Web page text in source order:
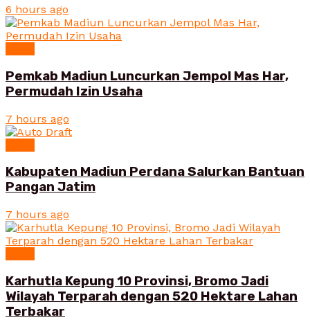
6 hours ago
Pemkab Madiun Luncurkan Jempol Mas Har,
Permudah Izin Usaha
7 hours ago
Kabupaten Madiun Perdana Salurkan Bantuan
Pangan Jatim
7 hours ago
Karhutla Kepung 10 Provinsi, Bromo Jadi
Wilayah Terparah dengan 520 Hektare Lahan
Terbakar